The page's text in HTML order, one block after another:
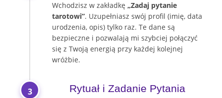
Wchodzisz w zakładkę „Zadaj pytanie
tarotowi”. Uzupełniasz swój profil (imię, data
urodzenia, opis) tylko raz. Te dane są
bezpieczne i pozwalają mi szybciej połączyć
się z Twoją energią przy każdej kolejnej
wróżbie.
3 Rytuał i Zadanie Pytania